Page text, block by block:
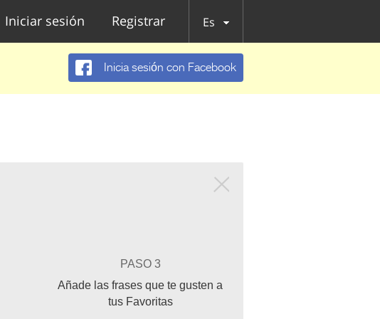
Iniciar sesión Registrar Es
Inicia sesión con Facebook
PASO 3
Añade las frases que te gusten a
tus Favoritas